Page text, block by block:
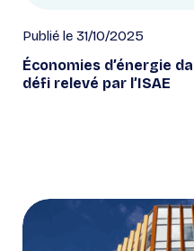
Publié le 31/10/2025
Économies d’énergie
défi relevé par l’ISAE